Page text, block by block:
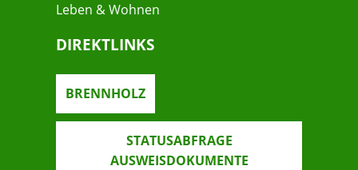
Leben & Wohnen
DIREKTLINKS
BRENNHOLZ
STATUSABFRAGE
AUSWEISDOKUMENTE